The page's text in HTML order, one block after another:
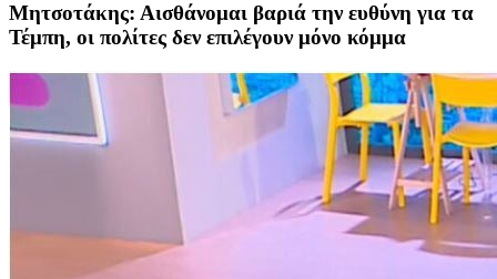
Μητσοτάκης: Αισθάνομαι βαριά την ευθύνη για τα
Τέμπη, οι πολίτες δεν επιλέγουν μόνο κόμμα